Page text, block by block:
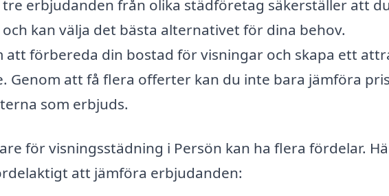
erbjudanden från olika städföretag säkerställer att
kan välja det bästa alternativet för dina behov.
att förbereda din bostad för visningar och skapa ett
Genom att få flera offerter kan du inte bara jämföra
som erbjuds.
för visningsstädning i Persön kan ha flera fördelar.
att jämföra erbjudanden: